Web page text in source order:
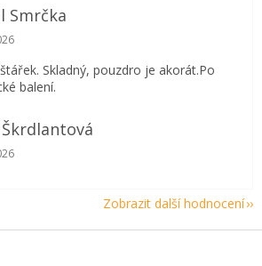
Smrčka
obchodu je 5 z 5 hvězdiček.
Skladný, pouzdro je akorát.Po
balení.
Škrdlantová
obchodu je 5 z 5 hvězdiček.
Zobrazit další hodnocení